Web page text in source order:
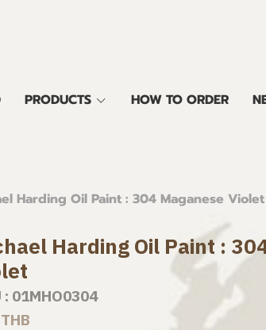
PRODUCTS HOW TO ORDER
Harding Oil Paint : 304 Maganese Violet
Harding Oil Paint :
: 01MHO0304